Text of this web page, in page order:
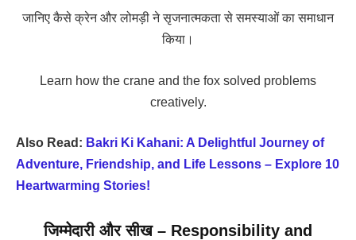
जानिए कैसे क्रेन और लोमड़ी ने सृजनात्मकता से समस्याओं का समाधान
किया।
Learn how the crane and the fox solved problems
creatively.
Also Read: Bakri Ki Kahani: A Delightful Journey of
Adventure, Friendship, and Life Lessons – Explore 10
Heartwarming Stories!
जिम्मेदारी और सीख – Responsibility and